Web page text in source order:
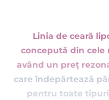
Linia de ceară
concepută din
având un preț
care îndepărtează
pentru toate